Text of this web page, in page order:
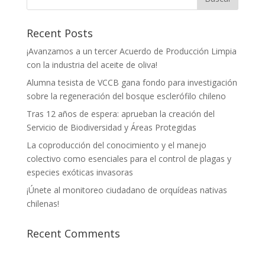
Recent Posts
¡Avanzamos a un tercer Acuerdo de Producción Limpia
con la industria del aceite de oliva!
Alumna tesista de VCCB gana fondo para investigación
sobre la regeneración del bosque esclerófilo chileno
Tras 12 años de espera: aprueban la creación del
Servicio de Biodiversidad y Áreas Protegidas
La coproducción del conocimiento y el manejo
colectivo como esenciales para el control de plagas y
especies exóticas invasoras
¡Únete al monitoreo ciudadano de orquídeas nativas
chilenas!
Recent Comments